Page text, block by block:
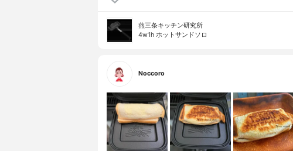
燕三条キッチン研究所
4w1h ホットサンドソロ
Noccoro